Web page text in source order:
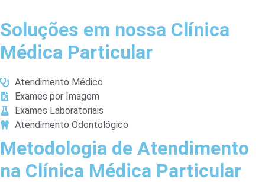
Soluções em nossa Clínica
Médica Particular
Atendimento Médico
Exames por Imagem
Exames Laboratoriais
Atendimento Odontológico
Metodologia de Atendimento
na Clínica Médica Particular